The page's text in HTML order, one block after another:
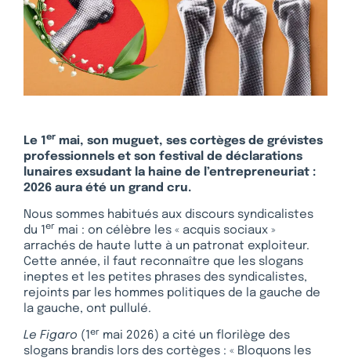
Le 1 er mai, son muguet, ses cortèges de grévistes
professionnels et son festival de déclarations
lunaires exsudant la haine de l’entrepreneuriat :
2026 aura été un grand cru.
Nous sommes habitués aux discours syndicalistes
du 1 er mai : on célèbre les « acquis sociaux »
arrachés de haute lutte à un patronat exploiteur.
Cette année, il faut reconnaître que les slogans
ineptes et les petites phrases des syndicalistes,
rejoints par les hommes politiques de la gauche de
la gauche, ont pullulé.
Le Figaro (1er mai 2026) a cité un florilège des
slogans brandis lors des cortèges : « Bloquons les